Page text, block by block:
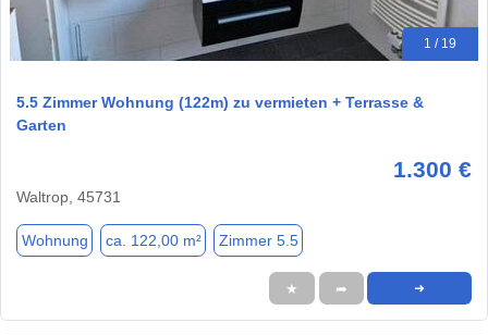
1 / 19
5.5 Zimmer Wohnung (122m) zu vermieten + Terrasse &
Garten
1.300 €
Waltrop, 45731
Wohnung ca. 122,00 m² Zimmer 5.5
★ ➦ ➜